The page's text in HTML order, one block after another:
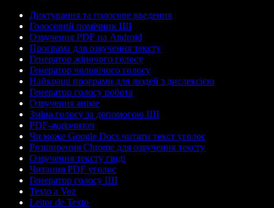
Диктування та голосове введення
Голосовий помічник ШІ
Озвучення PDF на Android
Програма для озвучення тексту
Генератор жіночого голосу
Генератор чоловічого голосу
Найкращі програми для людей з дислексією
Генератор голосу робота
Озвучення аніме
Зміна голосу за допомогою ШІ
PDF-аудіочитач
Чи може Google Docs читати текст уголос
Розширення Chrome для озвучення тексту
Озвучення тексту гінді
Читання PDF уголос
Генератор голосу ШІ
Texto a Voz
Leitor de Texto